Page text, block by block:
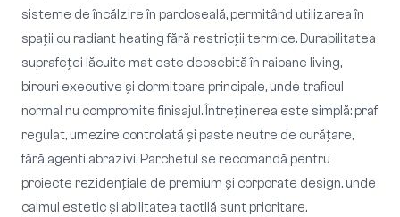
sisteme de încălzire în pardoseală, permitând utilizarea în
spații cu radiant heating fără restricții termice. Durabilitatea
suprafeței lăcuite mat este deosebită în raioane living,
birouri executive și dormitoare principale, unde traficul
normal nu compromite finisajul. Întreținerea este simplă: praf
regulat, umezire controlată și paste neutre de curățare,
fără agenti abrazivi. Parchetul se recomandă pentru
proiecte rezidențiale de premium și corporate design, unde
calmul estetic și abilitatea tactilă sunt prioritare.